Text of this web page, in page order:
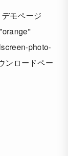
モページ
photo-
ンロードペー